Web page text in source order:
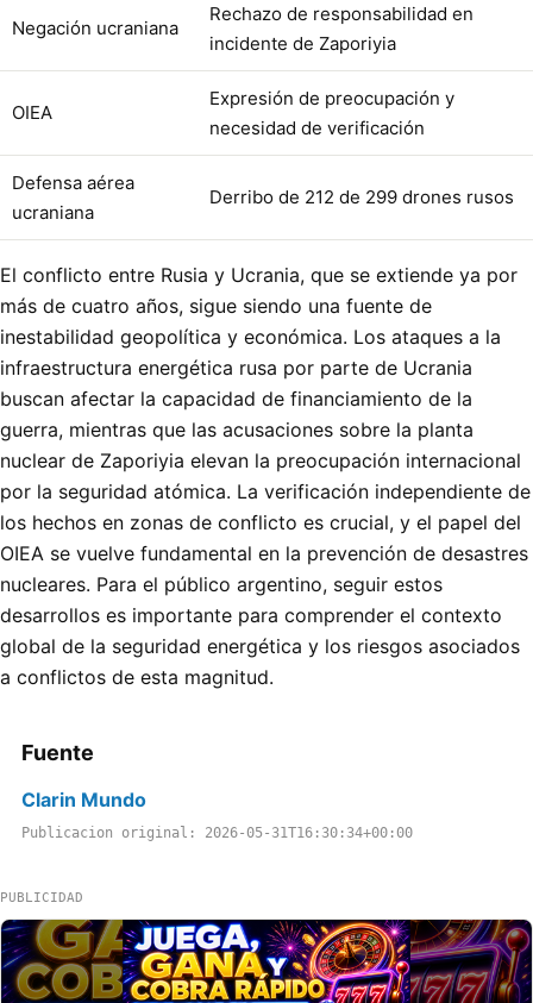
Negación ucraniana
Rechazo de responsabilidad en
incidente de Zaporiyia
OIEA
Expresión de preocupación y
necesidad de verificación
Defensa aérea
ucraniana
Derribo de 212 de 299 drones rusos
El conflicto entre Rusia y Ucrania, que se extiende ya por
más de cuatro años, sigue siendo una fuente de
inestabilidad geopolítica y económica. Los ataques a la
infraestructura energética rusa por parte de Ucrania
buscan afectar la capacidad de financiamiento de la
guerra, mientras que las acusaciones sobre la planta
nuclear de Zaporiyia elevan la preocupación internacional
por la seguridad atómica. La verificación independiente de
los hechos en zonas de conflicto es crucial, y el papel del
OIEA se vuelve fundamental en la prevención de desastres
nucleares. Para el público argentino, seguir estos
desarrollos es importante para comprender el contexto
global de la seguridad energética y los riesgos asociados
a conflictos de esta magnitud.
Fuente
Clarin Mundo
Publicacion original: 2026-05-31T16:30:34+00:00
PUBLICIDAD